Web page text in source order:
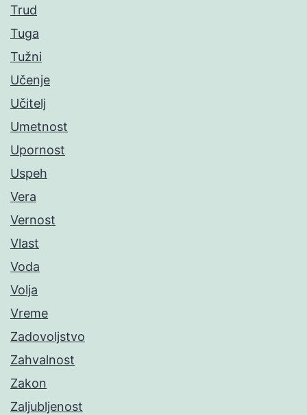
Trud
Tuga
Tužni
Učenje
Učitelj
Umetnost
Upornost
Uspeh
Vera
Vernost
Vlast
Voda
Volja
Vreme
Zadovoljstvo
Zahvalnost
Zakon
Zaljubljenost